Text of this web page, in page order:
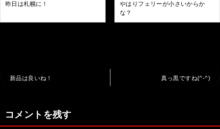
昨日は札幌に！
やはりフェリーが小さいからか
な？
ビ
新品は良いね！ 真っ黒ですね(^-^)
コメントを残す